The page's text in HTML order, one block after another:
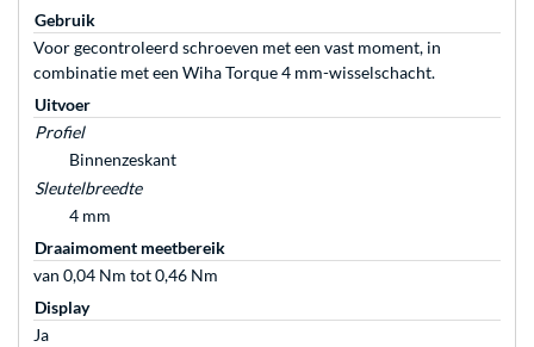
Gebruik
Voor gecontroleerd schroeven met een vast moment, in
combinatie met een Wiha Torque 4 mm-wisselschacht.
Uitvoer
Profiel
Binnenzeskant
Sleutelbreedte
4 mm
Draaimoment meetbereik
van 0,04 Nm tot 0,46 Nm
Display
Ja